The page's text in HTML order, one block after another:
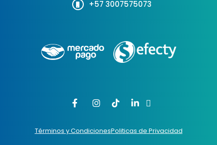
+57 3007575073
Términos y CondicionesPoliticas de Privacidad